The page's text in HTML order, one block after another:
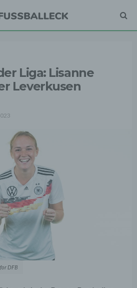
Liga: Lisanne
Leverkusen
DFB